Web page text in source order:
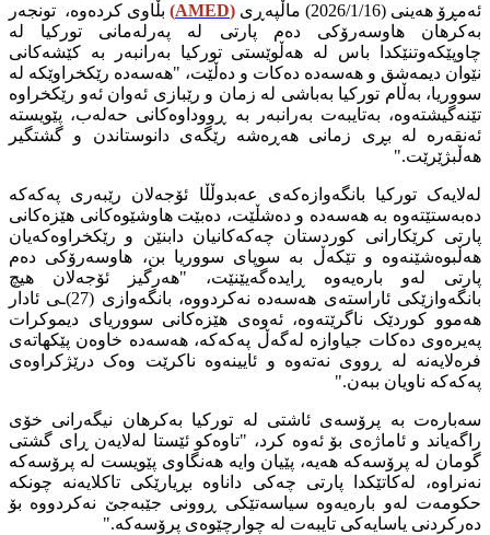
ئەمڕۆ هەینی (2026/1/16) ماڵپەڕی (
AMED
) بڵاوی کردەوە، تونجەر
بەکرهان هاوسەرۆکی دەم پارتی لە پەرلەمانی تورکیا لە
چاوپێکەوتنێکدا باس لە هەڵوێستی تورکیا بەرانبەر بە کێشەکانی
نێوان دیمەشق و هەسەدە دەکات و دەڵێت، "هەسەدە رێکخراوێکە لە
سووریا، بەڵام تورکیا بەباشی لە زمان و رێبازی ئەوان ئەو رێکخراوە
تێنەگیشتەوە، بەتایبەت بەرانبەر بە ڕووداوەکانی حەلەب، پێویستە
ئەنقەرە لە بڕی زمانی هەڕەشە رێگەی دانوستاندن و گشتگیر
هەڵبژێرێت."
لەلایەک تورکیا بانگەوازەکەی عەبدوڵڵا ئۆجەلان رێبەری پەکەکە
دەبەستێتەوە بە هەسەدە و دەشڵێت، دەبێت هاوشێوەکانی هێزەکانی
پارتی کرێکارانی کوردستان چەکەکانیان دابنێن و رێکخراوەکەیان
هەڵبوەشێنەوە و تێکەڵ بە سوپای سووریا بن، هاوسەرۆکی دەم
پارتی لەو بارەیەوە ڕایدەگەیێنێت، "هەرگیز ئۆجەلان هیچ
بانگەوازێکی ئاراستەی هەسەدە نەکردووە، بانگەوازی (27)ـی ئادار
هەموو کوردێک ناگرێتەوە، ئەوەی هێزەکانی سووریای دیموکرات
پەیرەوی دەکات جیاوازە لەگەڵ پەکەکە، هەسەدە خاوەن پێکهاتەی
فرەلایەنە لە ڕووی نەتەوە و ئایینەوە ناکرێت وەک درێژکراوەی
پەکەکە ناویان ببەن."
سەبارەت بە پرۆسەی ئاشتی لە تورکیا بەکرهان نیگەرانی خۆی
راگەیاند و ئاماژەی بۆ ئەوە کرد، "تاوەکو ئێستا لەلایەن ڕای گشتی
گومان لە پرۆسەکە هەیە، پێیان وایە هەنگاوی پێویست لە پرۆسەکە
نەنراوە، لەکاتێکدا پارتی چەکی داناوە بڕیارێکی تاکلایەنە چونکە
حکومەت لەو بارەیەوە سیاسەتێکی ڕوونی جێبەجێ نەکردووە بۆ
دەرکردنی یاسایەکی تایبەت لە چوارچێوەی پرۆسەکە."